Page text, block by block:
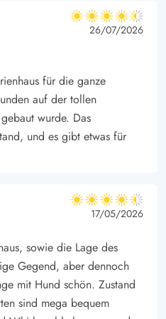
auch eine fantastische
Leuchtturms bietet.
4.5 von 5
4.5 von 5
4.5 out of 5
26/07/2026
für die ganze
auf der tollen
wurde. Das
und es gibt etwas für
4.5 von 5
4.5 von 5
4.5 out of 5
17/05/2026
sowie die Lage des
Gegend, aber dennoch
mit Hund schön. Zustand
sind mega bequem